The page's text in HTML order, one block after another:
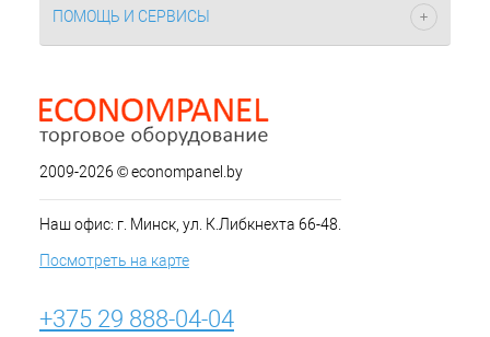
ПОМОЩЬ И СЕРВИСЫ
2009-2026 © econompanel.by
Наш офис: г. Минск, ул. К.Либкнехта 66-48.
Посмотреть на карте
+375 29 888-04-04